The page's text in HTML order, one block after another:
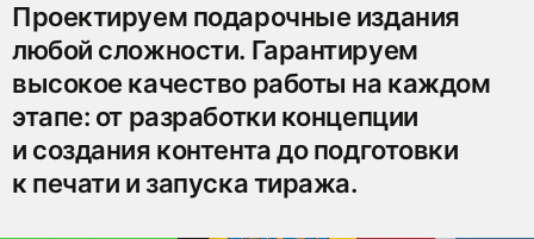
Проектируем подарочные издания
любой сложности. Гарантируем
высокое качество работы на каждом
этапе: от разработки концепции
и создания контента до подготовки
к печати и запуска тиража.